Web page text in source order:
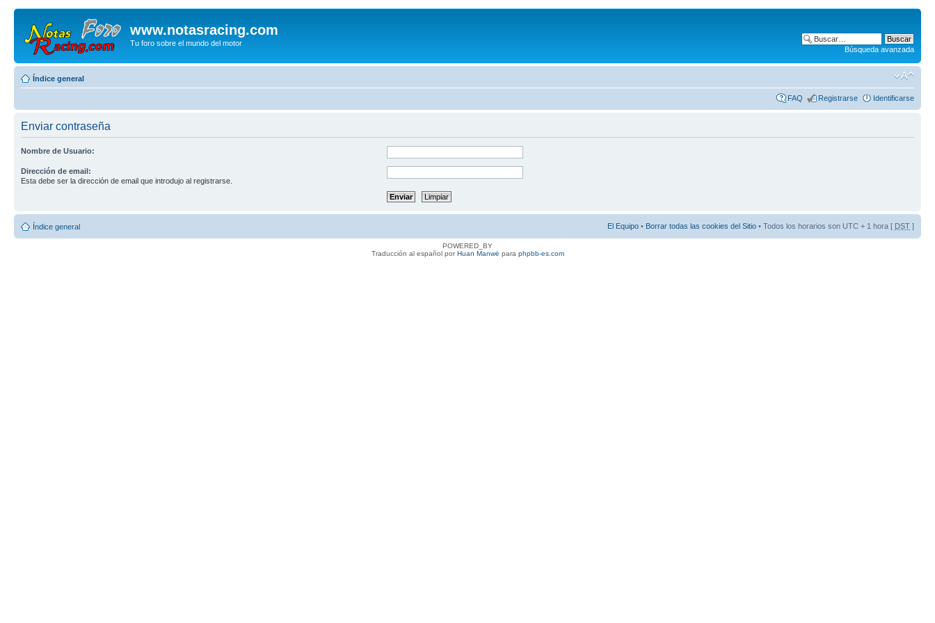
www.notasracing.com
Tu foro sobre el mundo del motor
Búsqueda avanzada
Índice general
FAQ Registrarse Identificarse
Enviar contraseña
Nombre de Usuario:
Dirección de email:
Esta debe ser la dirección de email que introdujo al registrarse.
Índice general El Equipo • Borrar todas las cookies del Sitio • Todos los horarios son UTC + 1 hora [ DST ]
POWERED_BY
Traducción al español porHuan Manwë para phpbb-es.com